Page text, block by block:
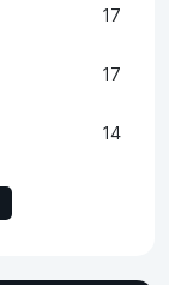
17
17
14